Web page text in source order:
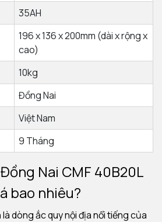
35AH
196 x 136 x 200mm (dài x rộng x
cao)
10kg
Đồng Nai
Việt Nam
9 Tháng
Nai CMF 40B20L
bao nhiêu?
dòng ắc quy nội địa nổi tiếng của